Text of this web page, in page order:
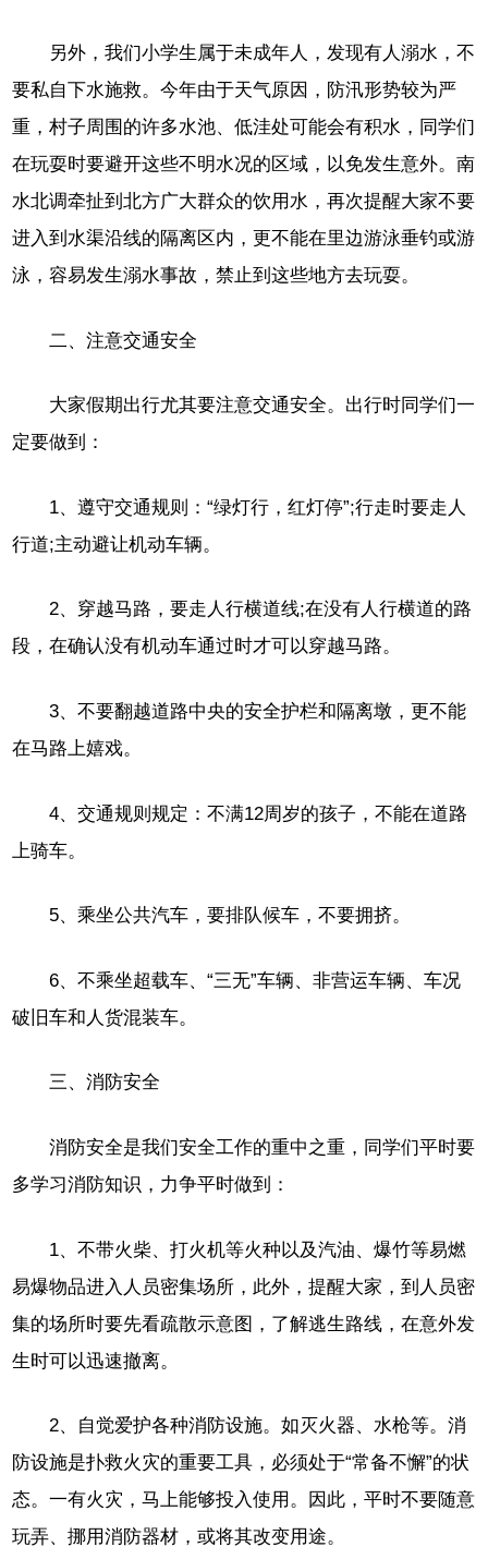
另外，我们小学生属于未成年人，发现有人溺水，不
要私自下水施救。今年由于天气原因，防汛形势较为严
重，村子周围的许多水池、低洼处可能会有积水，同学们
在玩耍时要避开这些不明水况的区域，以免发生意外。南
水北调牵扯到北方广大群众的饮用水，再次提醒大家不要
进入到水渠沿线的隔离区内，更不能在里边游泳垂钓或游
泳，容易发生溺水事故，禁止到这些地方去玩耍。
二、注意交通安全
大家假期出行尤其要注意交通安全。出行时同学们一
定要做到：
1、遵守交通规则：“绿灯行，红灯停”;行走时要走人
行道;主动避让机动车辆。
2、穿越马路，要走人行横道线;在没有人行横道的路
段，在确认没有机动车通过时才可以穿越马路。
3、不要翻越道路中央的安全护栏和隔离墩，更不能
在马路上嬉戏。
4、交通规则规定：不满12周岁的孩子，不能在道路
上骑车。
5、乘坐公共汽车，要排队候车，不要拥挤。
6、不乘坐超载车、“三无”车辆、非营运车辆、车况
破旧车和人货混装车。
三、消防安全
消防安全是我们安全工作的重中之重，同学们平时要
多学习消防知识，力争平时做到：
1、不带火柴、打火机等火种以及汽油、爆竹等易燃
易爆物品进入人员密集场所，此外，提醒大家，到人员密
集的场所时要先看疏散示意图，了解逃生路线，在意外发
生时可以迅速撤离。
2、自觉爱护各种消防设施。如灭火器、水枪等。消
防设施是扑救火灾的重要工具，必须处于“常备不懈”的状
态。一有火灾，马上能够投入使用。因此，平时不要随意
玩弄、挪用消防器材，或将其改变用途。